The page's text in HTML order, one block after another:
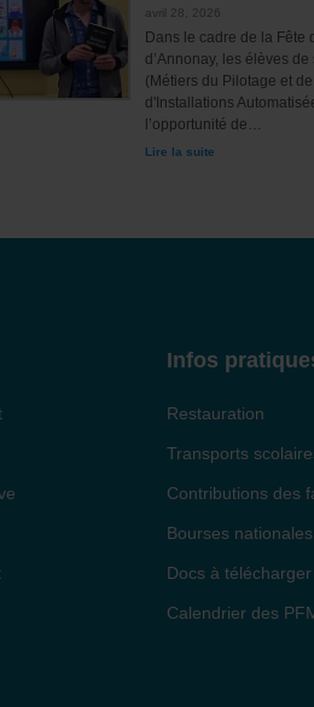
avril 28, 2026
Dans le cadre de la Fête
d’Annonay, les élèves
(Métiers du Pilotage et
d'Installations
l’opportunité de…
Lire la suite
Infos
Restauration
Transports
Contributions des
Bourses nationales
Docs à télécharger
Calendrier des